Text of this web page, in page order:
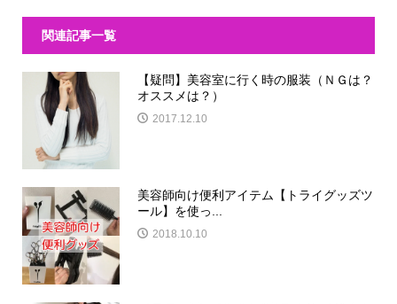
関連記事一覧
【疑問】美容室に行く時の服装（ＮＧは？
オススメは？）
2017.12.10
美容師向け便利アイテム【トライグッズツ
ール】を使っ...
2018.10.10